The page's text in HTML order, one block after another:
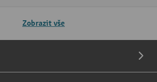
Zobrazit vše